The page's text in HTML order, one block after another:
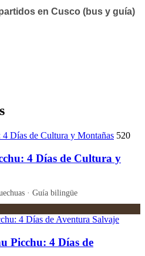
en Cusco (bus y guía)
520
4 Días de Cultura y
· Guía bilingüe
Picchu: 4 Días de